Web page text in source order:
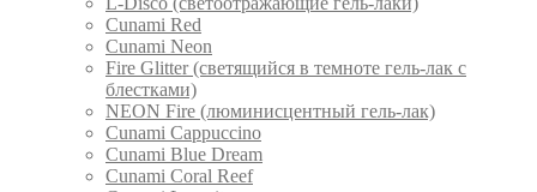
Cunami Red
Cunami Neon
Fire Glitter (светящийся в темноте гель-лак с
блестками)
NEON Fire (люминисцентный гель-лак)
Cunami Cappuccino
Cunami Blue Dream
Cunami Coral Reef